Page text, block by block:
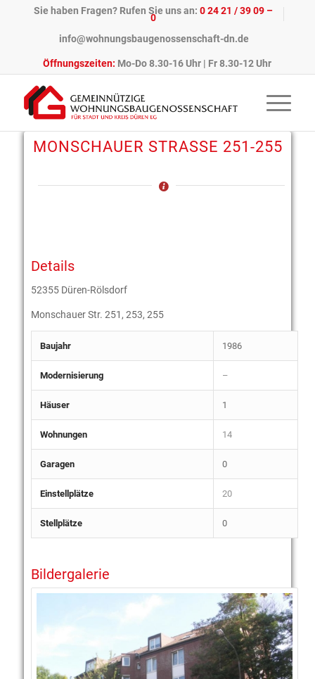
Sie haben Fragen? Rufen Sie uns an:0 24 21 / 39 09 –
0
info@wohnungsbaugenossenschaft-dn.de
Öffnungszeiten: Mo-Do 8.30-16 Uhr | Fr 8.30-12 Uhr
MONSCHAUER STRASSE 251-255
Details
52355 Düren-Rölsdorf
Monschauer Str. 251, 253, 255
Baujahr 1986
Modernisierung –
Häuser 1
Wohnungen 14
Garagen 0
Einstellplätze 20
Stellplätze 0
Bildergalerie